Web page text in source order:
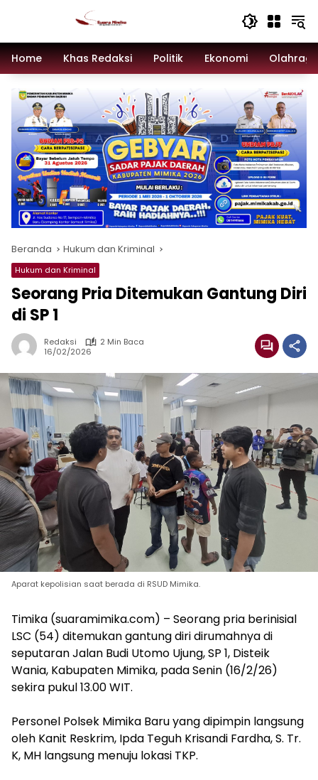
Home
Khas Redaksi Politik Ekonomi
Beranda Hukum dan Kriminal
Hukum dan Kriminal
Seorang Pria Ditemukan Gantung Diri
di SP 1 ‎
Redaksi
2 Min Baca
16/02/2026
Aparat kepolisian saat berada di RSUD Mimika.
Timika (suaramimika.com) – Seorang pria berinisial
LSC (54) ditemukan gantung diri dirumahnya di
seputaran Jalan Budi Utomo Ujung, SP 1, Disteik
Wania, Kabupaten Mimika, pada Senin (16/2/26)
sekira pukul 13.00 WIT.
‎Personel Polsek Mimika Baru yang dipimpin langsung
oleh Kanit Reskrim, Ipda Teguh Krisandi Fardha, S. Tr.
K, MH langsung menuju lokasi TKP.